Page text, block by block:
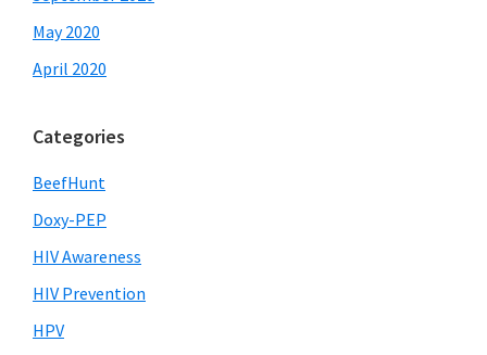
May 2020
April 2020
Categories
BeefHunt
Doxy-PEP
HIV Awareness
HIV Prevention
HPV